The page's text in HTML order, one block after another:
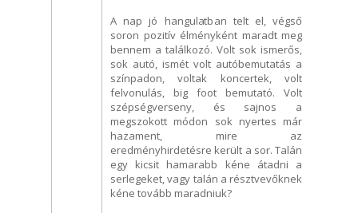
A nap jó hangulatban telt el, végső
soron pozitív élményként maradt meg
bennem a találkozó. Volt sok ismerős,
sok autó, ismét volt autóbemutatás a
színpadon, voltak koncertek, volt
felvonulás, big foot bemutató. Volt
szépségverseny, és sajnos a
megszokott módon sok nyertes már
hazament, mire az
eredményhirdetésre került a sor. Talán
egy kicsit hamarabb kéne átadni a
serlegeket, vagy talán a résztvevőknek
kéne tovább maradniuk?